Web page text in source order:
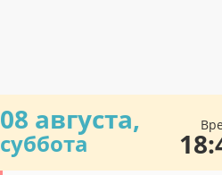
08 августа,
суббота